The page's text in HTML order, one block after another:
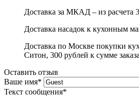
Доставка за МКАД – из расчета
Доставка насадок к кухонным
Доставка по Москве покупки
Ситон, 300 рублей к сумме
Оставить отзыв
Ваше имя*
Текст сообщения*